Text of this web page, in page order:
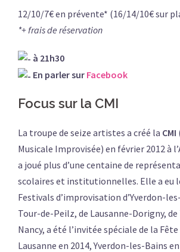
12/10/7€ en prévente* (16/14/10€ sur
*+ frais de réservation
à 21h30
En parler sur Facebook
Focus sur la CMI
La troupe de seize artistes a créé la CMI
Musicale Improvisée) en février 2012 à
a joué plus d’une centaine de
scolaires et institutionnelles. Elle a eu
Festivals d’improvisation d’Yverdon-
Tour-de-Peilz, de Lausanne-Dorigny,
Nancy, a été l’invitée spéciale de la Fête
Lausanne en 2014, Yverdon-les-Bains